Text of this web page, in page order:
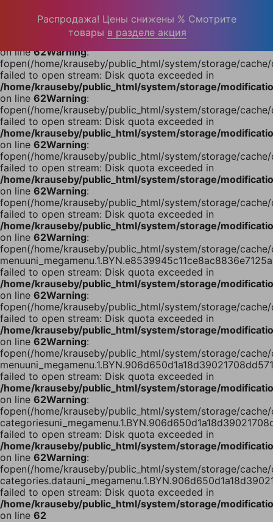
fopen(/home/krauseby/public_html/system/storage/
failed to open stream: Disk quota exceeded in
/home/krauseby/public_html/system/storage/
on line62Warning:
fopen(/home/krauseby/public_html/system/storage/
failed to open stream: Disk quota exceeded in
/home/krauseby/public_html/system/storage/
on line 62Warning:
fopen(/home/krauseby/public_html/system/storage/
failed to open stream: Disk quota exceeded in
/home/krauseby/public_html/system/storage/
on line 62Warning:
fopen(/home/krauseby/public_html/system/storage/
failed to open stream: Disk quota exceeded in
/home/krauseby/public_html/system/storage/
on line 62Warning:
fopen(/home/krauseby/public_html/system/storage/
failed to open stream: Disk quota exceeded in
/home/krauseby/public_html/system/storage/
on line 62Warning:
fopen(/home/krauseby/public_html/system/storage/cache/
failed to open stream: Disk quota exceeded in
/home/krauseby/public_html/system/storage/
on line 62Warning:
fopen(/home/krauseby/public_html/system/storage/cache/
failed to open stream: Disk quota exceeded in
/home/krauseby/public_html/system/storage/
on line 62Warning:
fopen(/home/krauseby/public_html/system/storage/cache/
failed to open stream: Disk quota exceeded in
/home/krauseby/public_html/system/storage/
on line 62Warning:
fopen(/home/krauseby/public_html/system/storage/cache/
failed to open stream: Disk quota exceeded in
/home/krauseby/public_html/system/storage/
on line 62Warning:
fopen(/home/krauseby/public_html/system/storage/cache/
failed to open stream: Disk quota exceeded in
/home/krauseby/public_html/system/storage/
on line 62
Распродажа! Цены снижены % Смотрите
товары в разделе акция